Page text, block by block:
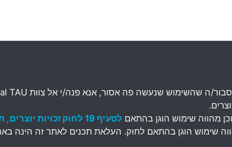
/ה שהשימוש שנעשה פה אסור, אנא פנה/י אל צוות TAU.
.
מהווה שימוש הוגן בהתאם לסעיף 19 לחוק זכויות יוצרים, תשס"ח-2007.
שימוש הוגן בהתאם לחוק. העלאת תכנים לאתר זה הינה